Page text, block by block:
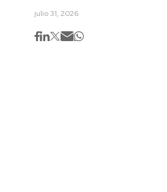
julio 31, 2026